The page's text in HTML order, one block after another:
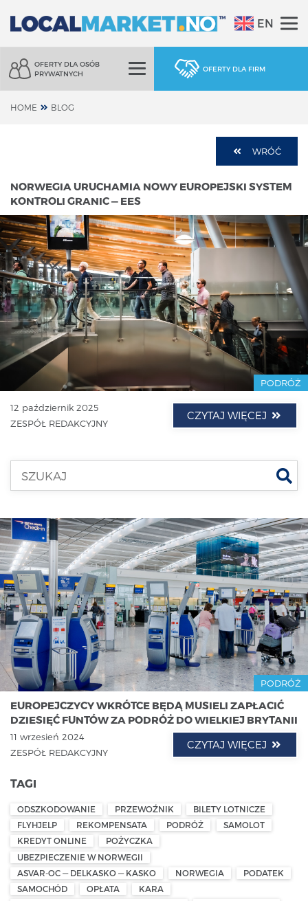
EN
OFERTY DLA OSÓB
PRYWATNYCH
OFERTY DLA FIRM
HOME BLOG
WRÓĆ
NORWEGIA URUCHAMIA NOWY EUROPEJSKI SYSTEM
KONTROLI GRANIC — EES
PODRÓŻ
12 październik 2025
ZESPÓŁ REDAKCYJNY
CZYTAJ WIĘCEJ
PODRÓŻ
EUROPEJCZYCY WKRÓTCE BĘDĄ MUSIELI ZAPŁACIĆ
DZIESIĘĆ FUNTÓW ZA PODRÓŻ DO WIELKIEJ BRYTANII
11 wrzesień 2024
ZESPÓŁ REDAKCYJNY
CZYTAJ WIĘCEJ
TAGI
ODSZKODOWANIE PRZEWOŹNIK
BILETY LOTNICZE
FLYHJELP
REKOMPENSATA PODRÓŻ
SAMOLOT
KREDYT ONLINE
POŻYCZKA
UBEZPIECZENIE W NORWEGII
ASVAR-OC — DELKASKO — KASKO
NORWEGIA
PODATEK
SAMOCHÓD
OPŁATA
KARA